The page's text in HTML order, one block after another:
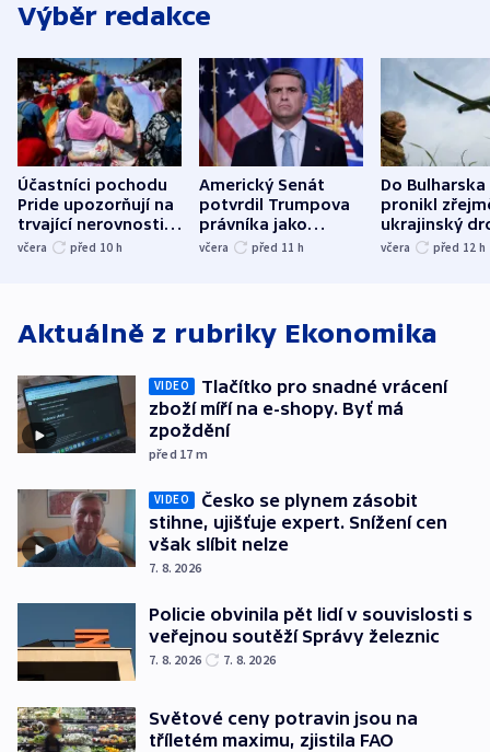
Výběr redakce
Účastníci pochodu
Pride upozorňují na
trvající nerovnosti i
společenskou
včera před 10 h
Americký Senát
potvrdil Trumpova
právníka jako
ministra
včera před 11 h
Do Bulharska
pronikl
ukrajinský
explodoval
včera před 12 h
Aktuálně z rubriky Ekonomika
VIDEO
Tlačítko pro snadné vrácení
zboží míří na e-shopy. Byť má
zpoždění
před 17 m
VIDEO
Česko se plynem zásobit
stihne, ujišťuje expert. Snížení cen
však slíbit nelze
7. 8. 2026
Policie obvinila pět lidí v souvislosti s
veřejnou soutěží Správy železnic
7. 8. 2026 7. 8. 2026
Světové ceny potravin jsou na
tříletém maximu, zjistila FAO